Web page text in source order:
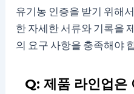
유기농 인증을 받기 위해
한 자세한 서류와 기록을
의 요구 사항을 충족해야
Q: 제품 라인업은